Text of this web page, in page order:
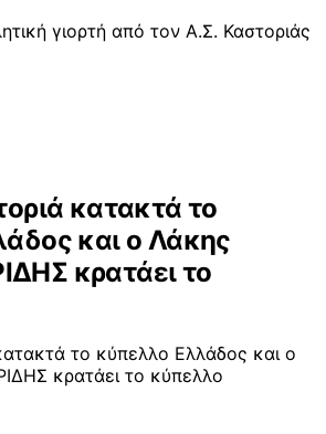
γιορτή από τον Α.Σ. Καστοριάς
κατακτά το
και ο Λάκης
κρατάει το
το κύπελλο Ελλάδος και ο
κρατάει το κύπελλο